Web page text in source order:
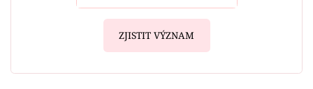
ZJISTIT VÝZNAM